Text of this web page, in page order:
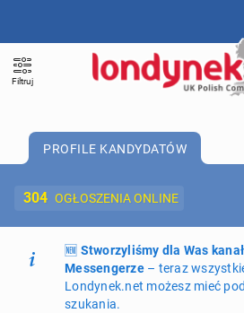
Filtruj
PROFILE KANDYDATÓW
304 OGŁOSZENIA ONLINE
Dodaj ogłoszenie
Oferta i cennik
🆕 Stworzyliśmy dla Was
Messengerze– teraz
Londynek.net możesz mieć
szukania.